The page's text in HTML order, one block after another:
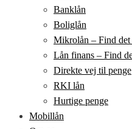
Banklån
Boliglån
Mikrolån – Find
Lån finans – Find
Direkte vej til penge
RKI lån
Hurtige penge
Mobillån